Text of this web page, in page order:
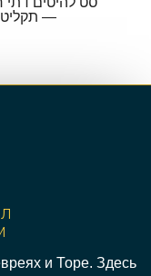
и Торе. Здесь